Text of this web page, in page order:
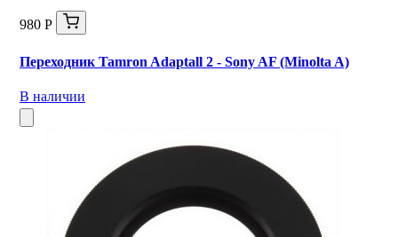
980 Р
Переходник Tamron Adaptall 2 - Sony AF (Minolta A)
В наличии